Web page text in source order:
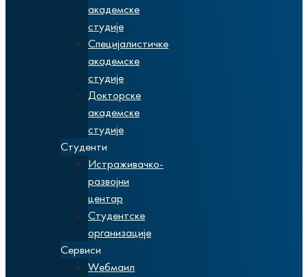
академске
студије
Специјалистичке
академске
студије
Докторске
академске
студије
Студенти
Истраживачко-
развојни
центар
Студентске
организације
Сервиси
Wебмаил